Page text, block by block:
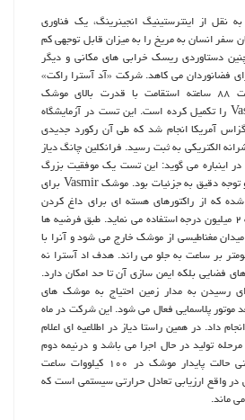
نقل از اینترستینیگ انجینرینگ، یک فناوری
سفر انسان به مریخ را به میزان قابل توجهی کم
دستاوردی ریسک خرابی های مکانی و دیگر
فضانوردان می کاهد. شرکت «آد آسترا راکت»
در تابستان اعلام نمود تست ۸۸ ساعته استقامت با قدرت بالای موشک
پلاسمایVasmir VX-۲۰۰۰SS را تکمیل کرده است. این تست در آزمایشگاه
آمریکا انجام شد که طی آن رکورد جدیدی
الکتریکی به ثبت رسید. فرانکلین چانگ دیاز
در اینباره می گوید: این تست یک موفقیت بزرگ
بعد از سال ها آزمون و خطا و توجه دقیق به جزئیات بود. موشک Vasmir برای
که از راکتورهای هسته ای برای داغ کردن
پلاسما و رساندن دمای آن به ۲ میلیون درجه استفاده می نماید. طبق فرضیه ها
مغناطیسی از موشک خارج می شود و آنرا با
۱۹۷ هزار و ۹۵۰ کیلومتر بر ساعت به جلو می راند. هدف اد آسترا نه
فضایی بلکه ایمن سازی آن تا حد امکان دارد.
رسیدن به مدار زمین احتیاج به موشک های
موتور پلاسمایی فعال می شود. این شرکت در ماه
داد. در همین راستا دیاز در اطلاعیه ای اعلام
مرحله تولید در حال اجرا می باشد و درنیمه دوم
۲۰۲۱ میلادی وضعیت حرارتی حالت پایدار موشک در ۱۰۰ کیلووات ساعت
واقع ارزیابی تعادل حرارتی سیستمی است که
ماند.